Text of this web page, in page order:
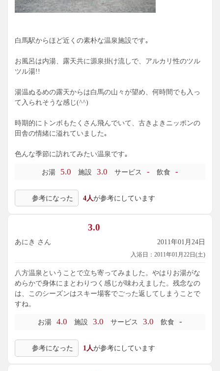
白馬駅からほど近くの素朴な温泉施設です｡
お風呂は内湯、露天共に源泉掛け流しで、アルカリ性のツル
ツル湯!!
湯温ぬるめの露天からは白馬の山々が望め、何時間でも入っ
て入られそうな感じ(^^)
時期的にトンボもたくさん飛んでいて、古きよきニッポンの
田舎の情緒に溢れていました｡
色んな季節に訪れてみたい温泉です｡
お湯 5.0 施設 3.0 サービス - 飲食 -
参考になった 4人が参考にしています
3.0
あにき さん 2011年01月24日
入浴日：2011年01月22日(土)
八方温泉ということで立ち寄ってみました。やはりお湯がな
めらかで身体にまとわりつく感じが味わえました。残念なの
は、このシーズンはスキー場客でごった返してしまうことで
すね。
お湯 4.0 施設 3.0 サービス 3.0 飲食 -
参考になった 1人が参考にしています